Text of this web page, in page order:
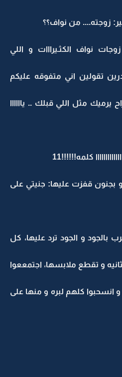
زوجته.... من نواف؟؟
نواف الكثـيرااات و اللي
تقولين اني متفوقه عليكم
يرميك مثل اللي قبلك .. ياااااا
كلمه!!!!!!11
بجنون قفزت عليها: جنيتي على
بالجود و الجود ترد عليها، كل
و تقطع ملابسها، اجتمععوا
انسحبوا كلهم لبره و منها على